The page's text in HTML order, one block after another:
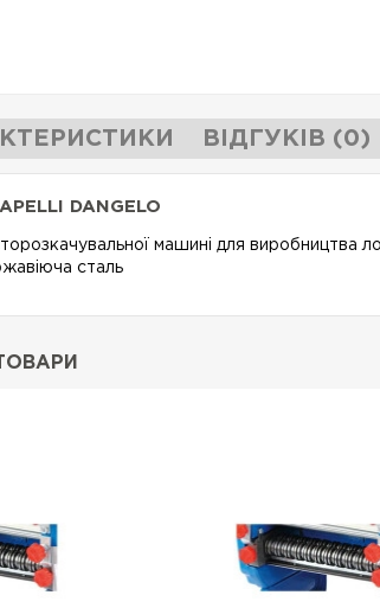
ВІДГУКІВ (0)
DANGELO
машині для виробництва
сталь